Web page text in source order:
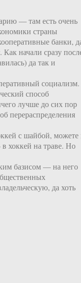
— там есть очень
страны
банки,
начали сразу
да так и
социализм.
способ
лучше до сих пор
перераспределения
с шайбой, можете
хоккей на траве. Но
базисом — на него
да хоть